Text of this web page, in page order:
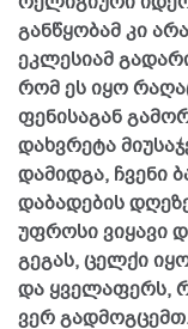
განწყობამ კი
ეკლესიამ
რომ ეს იყო
ფენისაგან
დახვრეტა
დამიდგა, ჩვენი
დაბადების
უფროსი ვიყავი
გეგას, ცელქი
და ყველაფერს,
ვერ